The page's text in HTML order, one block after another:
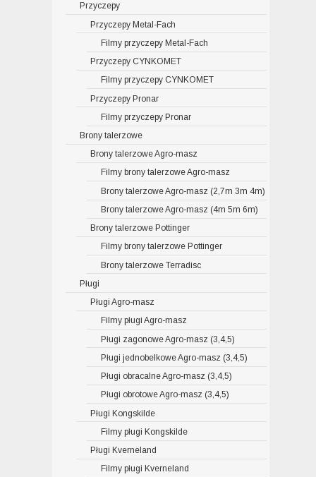
Przyczepy
Przyczepy Metal-Fach
Filmy przyczepy Metal-Fach
Przyczepy CYNKOMET
Filmy przyczepy CYNKOMET
Przyczepy Pronar
Filmy przyczepy Pronar
Brony talerzowe
Brony talerzowe Agro-masz
Filmy brony talerzowe Agro-masz
Brony talerzowe Agro-masz (2,7m 3m 4m)
Brony talerzowe Agro-masz (4m 5m 6m)
Brony talerzowe Pottinger
Filmy brony talerzowe Pottinger
Brony talerzowe Terradisc
Pługi
Pługi Agro-masz
Filmy pługi Agro-masz
Pługi zagonowe Agro-masz (3,4,5)
Pługi jednobelkowe Agro-masz (3,4,5)
Pługi obracalne Agro-masz (3,4,5)
Pługi obrotowe Agro-masz (3,4,5)
Pługi Kongskilde
Filmy pługi Kongskilde
Pługi Kverneland
Filmy pługi Kverneland